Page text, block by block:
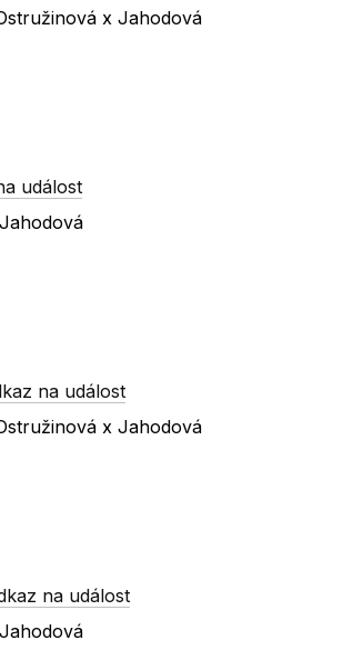
x Jahodová
událost
na událost
x Jahodová
na událost